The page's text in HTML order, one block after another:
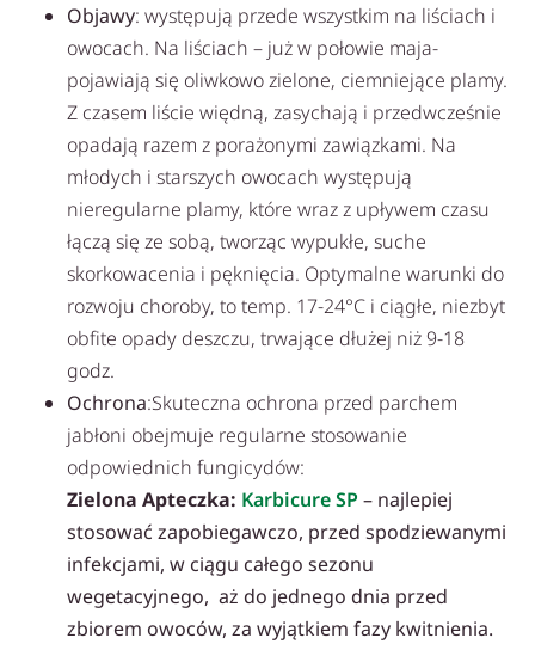
Objawy: występują przede wszystkim na liściach i
owocach. Na liściach – już w połowie maja-
pojawiają się oliwkowo zielone, ciemniejące plamy.
Z czasem liście więdną, zasychają i przedwcześnie
opadają razem z porażonymi zawiązkami. Na
młodych i starszych owocach występują
nieregularne plamy, które wraz z upływem czasu
łączą się ze sobą, tworząc wypukłe, suche
skorkowacenia i pęknięcia. Optymalne warunki do
rozwoju choroby, to temp. 17-24°C i ciągłe, niezbyt
obfite opady deszczu, trwające dłużej niż 9-18
godz.
Ochrona:Skuteczna ochrona przed parchem
jabłoni obejmuje regularne stosowanie
odpowiednich fungicydów:
Zielona Apteczka: Karbicure SP – najlepiej
stosować zapobiegawczo, przed spodziewanymi
infekcjami, w ciągu całego sezonu
wegetacyjnego, aż do jednego dnia przed
zbiorem owoców, za wyjątkiem fazy kwitnienia.